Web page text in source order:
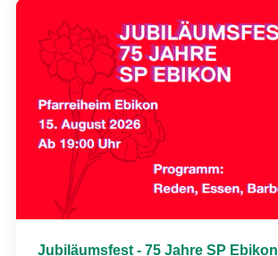
Jubiläumsfest - 75 Jahre SP Ebikon